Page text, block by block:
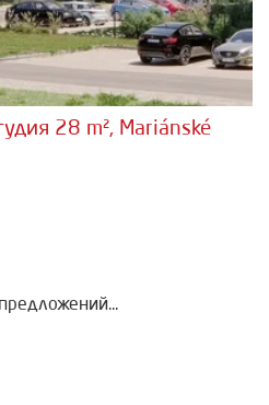
28 m², Mariánské